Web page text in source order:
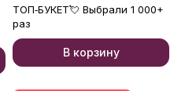
ТОП‑БУКЕТ💘 Выбрали 1 000+
раз
В корзину